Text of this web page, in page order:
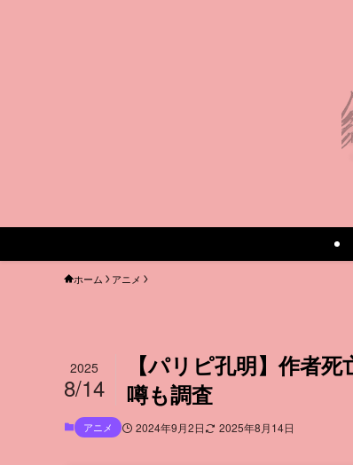
ホーム アニメ
【パリピ孔明】作者
噂も調査
2025
8/14
アニメ 2024年9月2日 2025年8月14日